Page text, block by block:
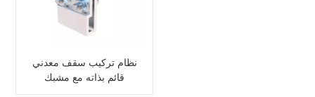
نظام تركيب سقف معدني
قائم بذاته مع مشبك